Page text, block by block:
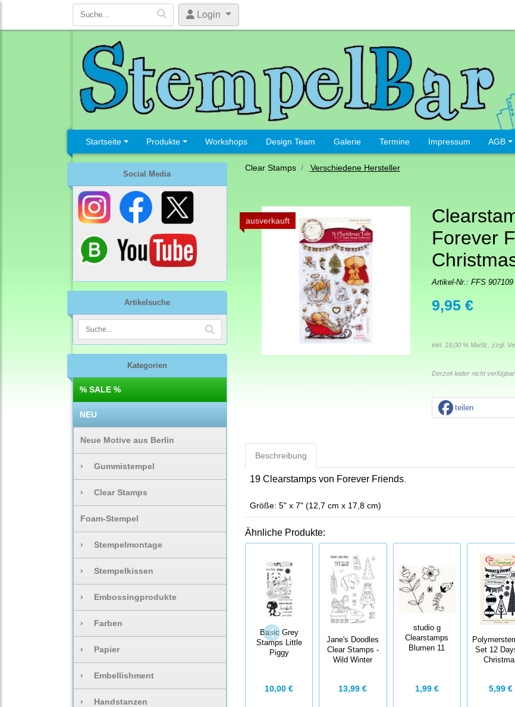
Login
Startseite Produkte Workshops Design Team Galerie Termine Impressum AGB
Social Media
Artikelsuche
Kategorien
% SALE %
NEU
Neue Motive aus Berlin
› Gummistempel
› Clear Stamps
Foam-Stempel
› Stempelmontage
› Stempelkissen
› Embossingprodukte
› Farben
› Papier
› Embellishment
› Handstanzen
Clear Stamps Verschiedene Hersteller
ausverkauft
Forever
Artikel-Nr.: FFS 907109
9,95 €
inkl. 19,00 % MwSt., zzgl.
Derzeit leider nicht verfügbar
teilen
Beschreibung
19 Clearstamps von Forever Friends.
Größe: 5" x 7" (12,7 cm x 17,8 cm)
Ähnliche Produkte:
Basic Grey
Stamps Little
Piggy
10,00 €
Jane's Doodles
Clear Stamps -
Wild Winter
13,99 €
studio g
Clearstamps
Blumen 11
1,99 €
Set 12
5,99 €